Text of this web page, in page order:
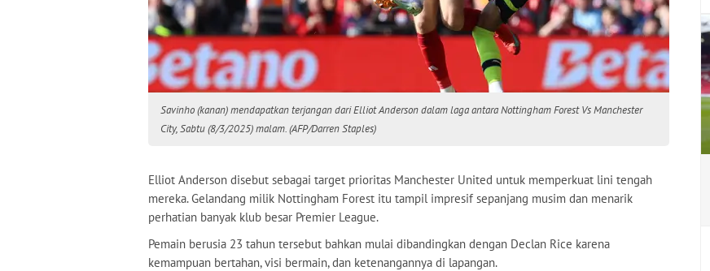
Savinho (kanan) mendapatkan terjangan dari Elliot Anderson dalam laga antara Nottingham Forest Vs Manchester
City, Sabtu (8/3/2025) malam. (AFP/Darren Staples)
Elliot Anderson disebut sebagai target prioritas Manchester United untuk memperkuat lini tengah
mereka. Gelandang milik Nottingham Forest itu tampil impresif sepanjang musim dan menarik
perhatian banyak klub besar Premier League.
Pemain berusia 23 tahun tersebut bahkan mulai dibandingkan dengan Declan Rice karena
kemampuan bertahan, visi bermain, dan ketenangannya di lapangan.